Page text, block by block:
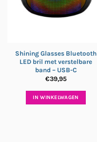
Shining Glasses Bluetooth
LED bril met verstelbare
band – USB-C
€39,95
IN WINKELWAGEN